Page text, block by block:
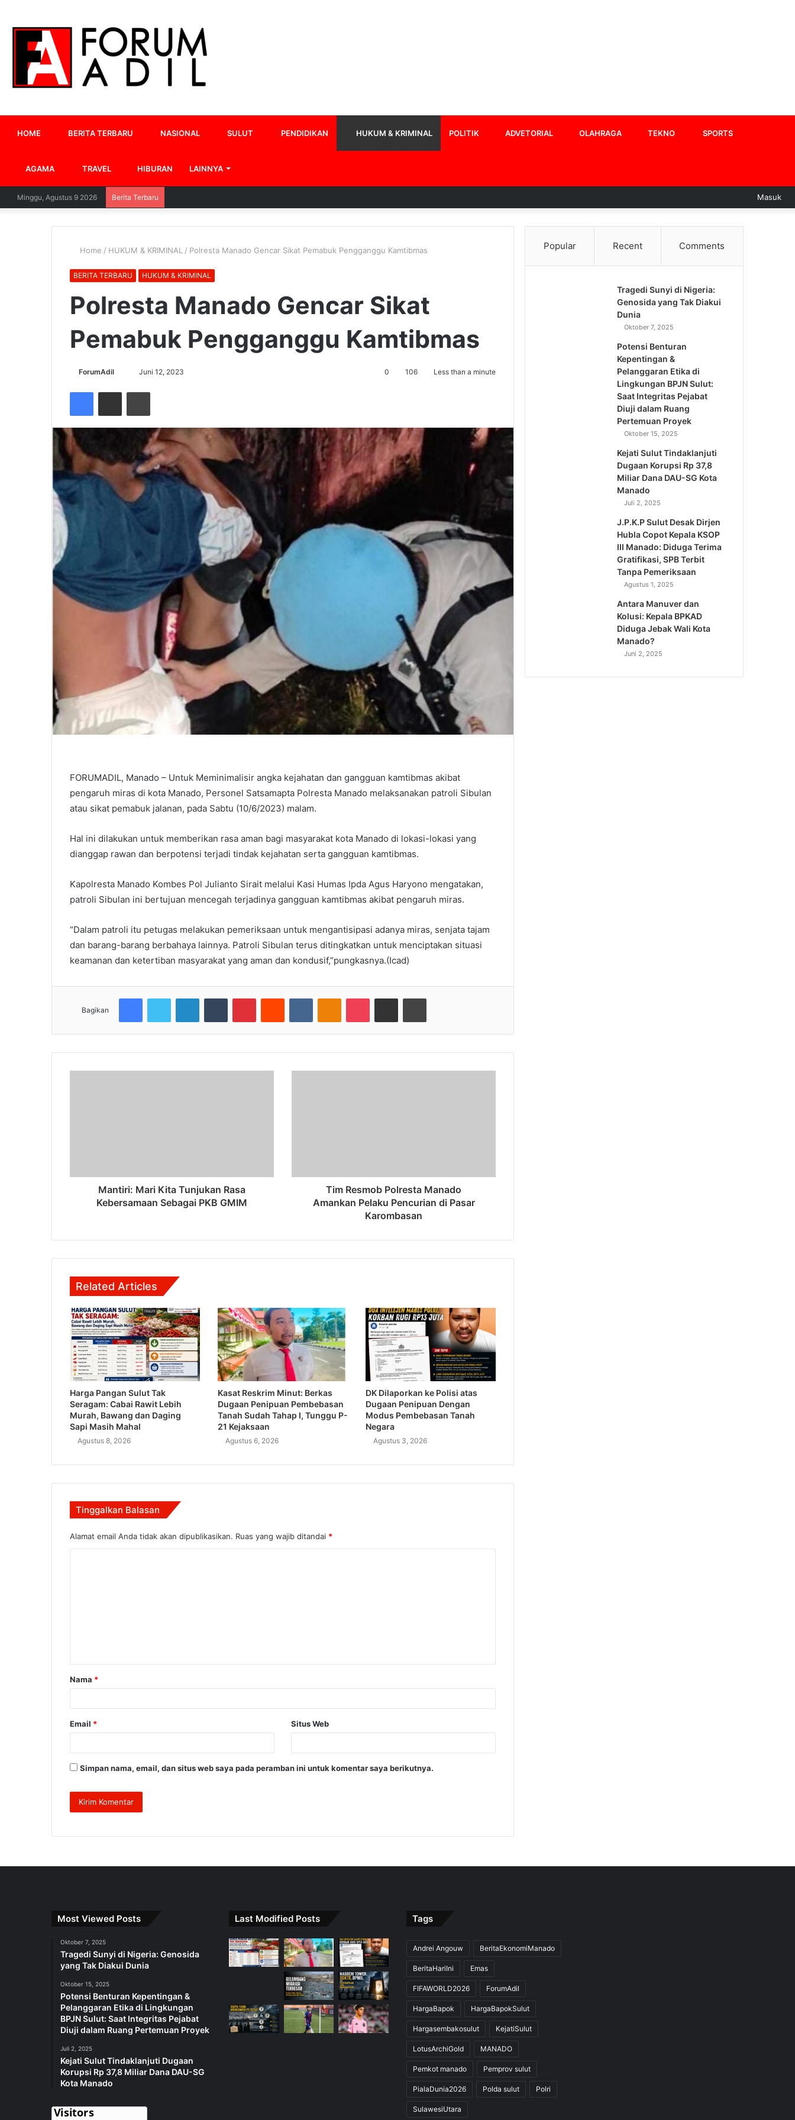
HOME BERITA TERBARU NASIONAL SULUT PENDIDIKAN HUKUM & KRIMINAL POLITIK ADVETORIAL OLAHRAGA TEKNO SPORTS
AGAMA TRAVEL HIBURAN LAINNYA
Minggu, Agustus 9 2026 Berita Terbaru Masuk
Home / HUKUM & KRIMINAL / Polresta Manado Gencar Sikat Pemabuk Pengganggu Kamtibmas
BERITA TERBARU HUKUM & KRIMINAL
Polresta Manado Gencar Sikat
Pemabuk Pengganggu Kamtibmas
ForumAdil Juni 12, 2023 0 106 Less than a minute
FacebookShare via Email Cetak
FORUMADIL, Manado – Untuk Meminimalisir angka kejahatan dan gangguan kamtibmas akibat
pengaruh miras di kota Manado, Personel Satsamapta Polresta Manado melaksanakan patroli Sibulan
atau sikat pemabuk jalanan, pada Sabtu (10/6/2023) malam.
Hal ini dilakukan untuk memberikan rasa aman bagi masyarakat kota Manado di lokasi-lokasi yang
dianggap rawan dan berpotensi terjadi tindak kejahatan serta gangguan kamtibmas.
Kapolresta Manado Kombes Pol Julianto Sirait melalui Kasi Humas Ipda Agus Haryono mengatakan,
patroli Sibulan ini bertujuan mencegah terjadinya gangguan kamtibmas akibat pengaruh miras.
“Dalam patroli itu petugas melakukan pemeriksaan untuk mengantisipasi adanya miras, senjata tajam
dan barang-barang berbahaya lainnya. Patroli Sibulan terus ditingkatkan untuk menciptakan situasi
keamanan dan ketertiban masyarakat yang aman dan kondusif,”pungkasnya.(Icad)
Bagikan
FacebookTwitter LinkedInTumblr PinterestReddit VKontakteOdnoklassniki
Pocket Share via Email Cetak
Mantiri: Mari Kita Tunjukan Rasa
Kebersamaan Sebagai PKB GMIM
Tim Resmob Polresta Manado
Amankan Pelaku Pencurian di Pasar
Karombasan
Related Articles
Harga Pangan Sulut Tak
Seragam: Cabai Rawit Lebih
Murah, Bawang dan Daging
Sapi Masih Mahal
Agustus 8, 2026
Kasat Reskrim Minut: Berkas
Dugaan Penipuan Pembebasan
Tanah Sudah Tahap I, Tunggu P-
21 Kejaksaan
Agustus 6, 2026
DK Dilaporkan ke Polisi atas
Dugaan Penipuan Dengan
Modus Pembebasan Tanah
Negara
Agustus 3, 2026
Tinggalkan Balasan
Alamat email Anda tidak akan dipublikasikan. Ruas yang wajib ditandai *
a
r
Nama *
Email * Situs Web
Simpan nama, email, dan situs web saya pada peramban ini untuk komentar saya berikutnya.
Popular Recent Comments
Tragedi Sunyi di Nigeria:
Genosida yang Tak Diakui
Dunia
Oktober 7, 2025
Potensi Benturan
Kepentingan &
Pelanggaran Etika di
Lingkungan BPJN Sulut:
Saat Integritas Pejabat
Diuji dalam Ruang
Pertemuan Proyek
Oktober 15, 2025
Kejati Sulut Tindaklanjuti
Dugaan Korupsi Rp 37,8
Miliar Dana DAU-SG Kota
Manado
Juli 2, 2025
J.P.K.P Sulut Desak Dirjen
Hubla Copot Kepala KSOP
III Manado: Diduga Terima
Gratifikasi, SPB Terbit
Tanpa Pemeriksaan
Agustus 1, 2025
Antara Manuver dan
Kolusi: Kepala BPKAD
Diduga Jebak Wali Kota
Manado?
Juni 2, 2025
Most Viewed Posts
Oktober 7, 2025
Tragedi Sunyi di Nigeria: Genosida
yang Tak Diakui Dunia
Oktober 15, 2025
Potensi Benturan Kepentingan &
Pelanggaran Etika di Lingkungan
BPJN Sulut: Saat Integritas Pejabat
Diuji dalam Ruang Pertemuan Proyek
Juli 2, 2025
Kejati Sulut Tindaklanjuti Dugaan
Korupsi Rp 37,8 Miliar Dana DAU-SG
Kota Manado
Last Modified Posts Tags
Andrei Angouw BeritaEkonomiManado
BeritaHariIni Emas
FIFAWORLD2026 ForumAdil
HargaBapok HargaBapokSulut
Hargasembakosulut KejatiSulut
LotusArchiGold MANADO
Pemkot manado Pemprov sulut
PialaDunia2026 Polda sulut Polri
SulawesiUtara